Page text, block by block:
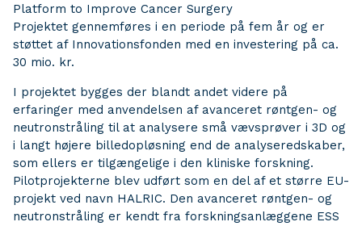
Platform to Improve Cancer Surgery
Projektet gennemføres i en periode på fem år og er
støttet af Innovationsfonden med en investering på ca.
30 mio. kr.
I projektet bygges der blandt andet videre på
erfaringer med anvendelsen af avanceret røntgen- og
neutronstråling til at analysere små vævsprøver i 3D og
i langt højere billedopløsning end de analyseredskaber,
som ellers er tilgængelige i den kliniske forskning.
Pilotprojekterne blev udført som en del af et større EU-
projekt ved navn HALRIC. Den avanceret røntgen- og
neutronstråling er kendt fra forskningsanlæggene ESS